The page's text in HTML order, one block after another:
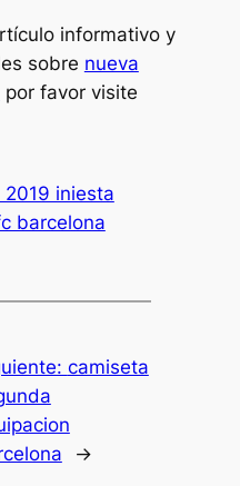
informativo y
sobre nueva
por favor visite
iniesta
barcelona
camiseta
→